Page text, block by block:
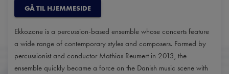
GÅ TIL HJEMMESIDE
Ekkozone is a percussion-based ensemble whose concerts feature
a wide range of contemporary styles and composers. Formed by
percussionist and conductor Mathias Reumert in 2013, the
ensemble quickly became a force on the Danish music scene with